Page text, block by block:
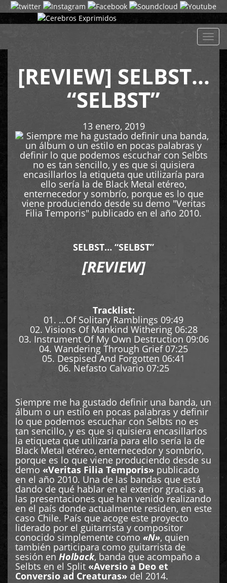
[REVIEW] SELBST…
“SELBST”
13 enero, 2019
SELBST… “SELBST”
[REVIEW]
Tracklist:
01. …Of Solitary Ramblings 09:49
02. Visions Of Mankind Withering 06:28
03. Instrument Of My Own Destruction 09:06
04. Wandering Through Grief 07:25
05. Despised And Forgotten 06:41
06. Nefasto Calvario 07:25
Siempre me ha gustado definir una banda, un
álbum o un estilo en pocas palabras y definir
lo que podemos escuchar con Selbts no es
tan sencillo, y es que si quisiera encasillarlos
la etiqueta que utilizaría para ello sería la de
Black Metal etéreo, enternecedor y sombrío,
porque es lo que viene produciendo desde su
demo «Veritas Filia Temporis» publicado
en el año 2010. Una de las bandas que está
dando de qué hablar en el exterior gracias a
las presentaciones que han venido realizando
en el país donde actualmente residen, en este
caso Chile. País que acoge este proyecto
liderado por el guitarrista y compositor
conocido simplemente como «N», quien
también participara como guitarrista de
sesión en Holback, banda que acompaño a
Selbts en el Split «Aversio a Deo et
Conversio ad Creaturas» del 2014.